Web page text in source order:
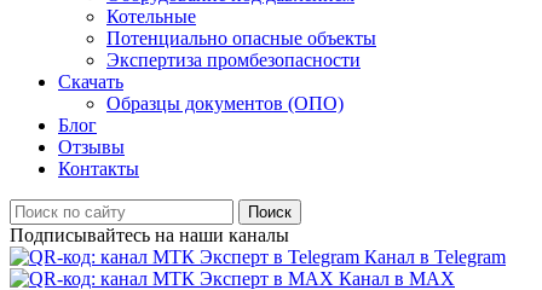
Котельные
Потенциально опасные объекты
Экспертиза промбезопасности
Скачать
Образцы документов (ОПО)
Блог
Отзывы
Контакты
Поиск
Подписывайтесь на наши каналы
Канал в Telegram
Канал в MAX